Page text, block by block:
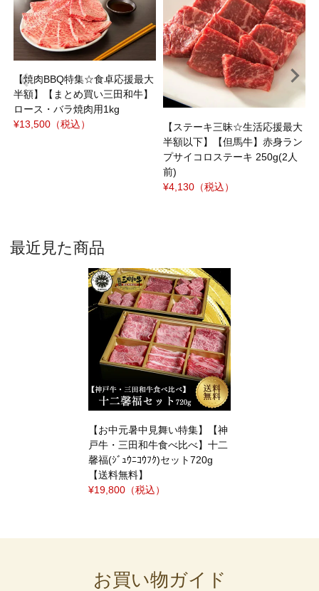
【焼肉BBQ特集☆食卓応援最大
半額】【まとめ買い三田和牛】
ロース・バラ焼肉用1kg
¥13,500 （税込）
【ステーキ三昧☆生活応援最大
半額以下】【但馬牛】赤身ラン
プサイコロステーキ 250g(2人
前)
¥4,130 （税込）
最近見た商品
【お中元暑中見舞い特集】【神
戸牛・三田和牛食べ比べ】十二
馨福(ｼﾞｭｳﾆｺｳﾌｸ)セット720g
【送料無料】
¥19,800 （税込）
お買い物ガイド